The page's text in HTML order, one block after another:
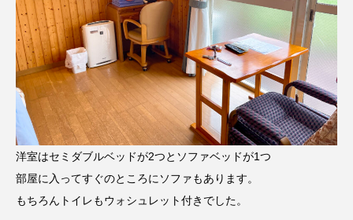
洋室はセミダブルベッドが2つとソファベッドが1つ
部屋に入ってすぐのところにソファもあります。
もちろんトイレもウォシュレット付きでした。